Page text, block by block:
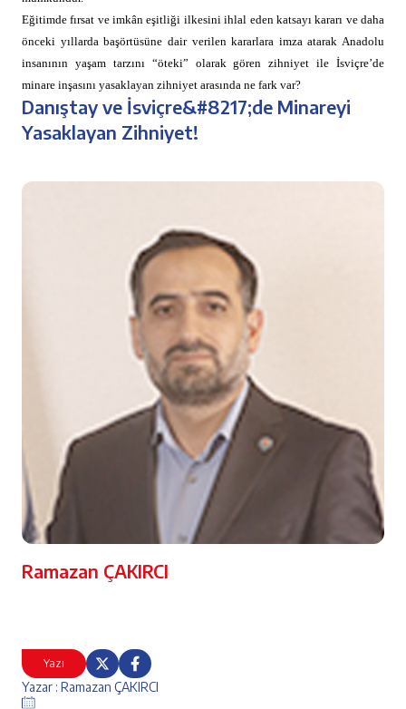
Yazı
Yazar : Ramazan ÇAKIRCI
Danıştay ve İsviçre&#8217;de Minareyi
Yasaklayan Zihniyet!
Ramazan ÇAKIRCI
Eğitimde fırsat ve imkân eşitliği ilkesini ihlal eden katsayı kararı ve daha
önceki yıllarda başörtüsüne dair verilen kararlara imza atarak Anadolu
insanının yaşam tarzını “öteki” olarak gören zihniyet ile İsviçre’de
minare inşasını yasaklayan zihniyet arasında ne fark var?